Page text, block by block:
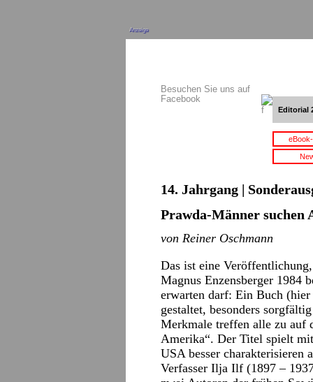
Anzeige
Besuchen Sie uns auf
Facebook
Editorial
14. Jahrgang |
Prawda-Männer suchen
von Reiner Oschmann
Das ist eine
Magnus Enzensberger 1984
erwarten darf: Ein Buch (hier
gestaltet, besonders
Merkmale treffen alle zu auf
Amerika“. Der Titel spielt mit
USA besser charakterisieren
Verfasser Ilja Ilf (1897 –